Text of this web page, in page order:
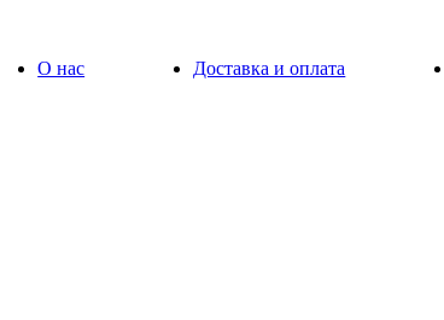
О нас Доставка и оплата